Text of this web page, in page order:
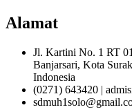
Alamat
Jl. Kartini No. 1 RT
Banjarsari, Kota
Indonesia
(0271) 643420 |